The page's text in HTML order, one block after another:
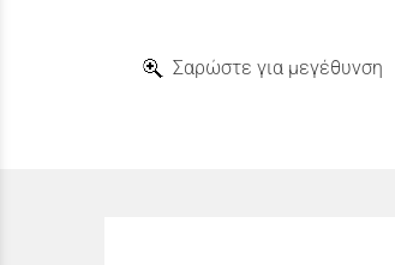
Σαρώστε για μεγέθυνση